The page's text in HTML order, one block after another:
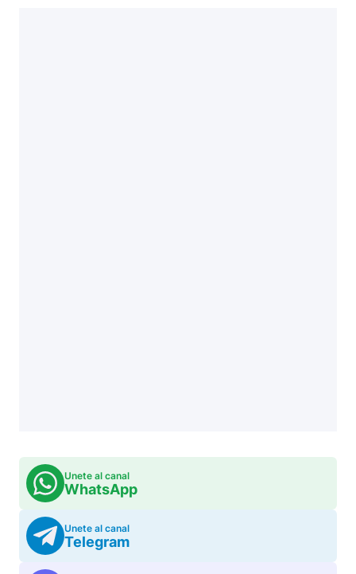
Unete al canal
WhatsApp
Unete al canal
Telegram